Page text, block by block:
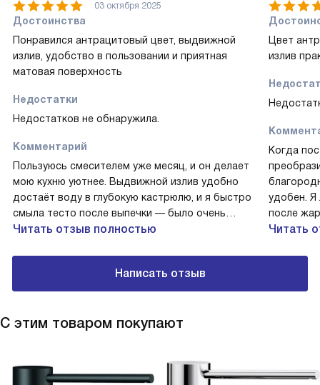
03 октября 2025
Достоинства
Понравился антрацитовый цвет, выдвижной
излив, удобство в пользовании и приятная
матовая поверхность
Недостатки
Недостатков не обнаружила.
Комментарий
Пользуюсь смесителем уже месяц, и он делает
мою кухню уютнее. Выдвижной излив удобно
достаёт воду в глубокую кастрюлю, и я быстро
смыла тесто после выпечки — было очень
удобно! Однажды пришла подруга, и мы долго
как легко протирается поверхность.
Рекомендую всем, кто ценит практичность.
Читать отзыв полностью
Цвет
излив
Когда
удобен. Я
после
салатов
целом
Читать
Написать отзыв
С этим товаром покупают